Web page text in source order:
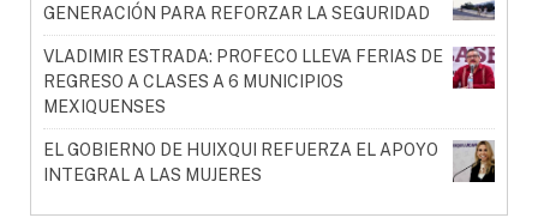
GENERACIÓN PARA REFORZAR LA SEGURIDAD
VLADIMIR ESTRADA: PROFECO LLEVA FERIAS DE
REGRESO A CLASES A 6 MUNICIPIOS
MEXIQUENSES
EL GOBIERNO DE HUIXQUI REFUERZA EL APOYO
INTEGRAL A LAS MUJERES